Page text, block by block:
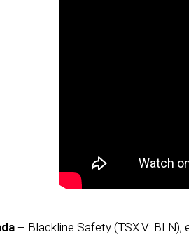
– Blackline Safety (TSX.V: